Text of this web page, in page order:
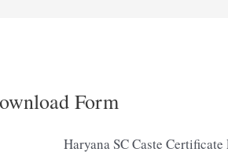
Form
Haryana SC Caste